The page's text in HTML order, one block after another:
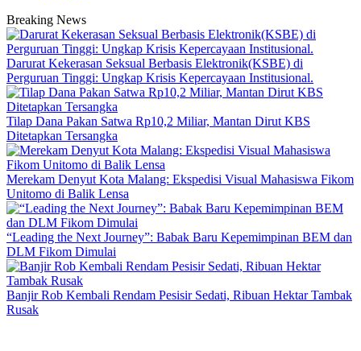
Breaking News
Darurat Kekerasan Seksual Berbasis Elektronik(KSBE) di
Perguruan Tinggi: Ungkap Krisis Kepercayaan Institusional.
Tilap Dana Pakan Satwa Rp10,2 Miliar, Mantan Dirut KBS
Ditetapkan Tersangka
Merekam Denyut Kota Malang: Ekspedisi Visual Mahasiswa Fikom
Unitomo di Balik Lensa
“Leading the Next Journey”: Babak Baru Kepemimpinan BEM dan
DLM Fikom Dimulai
Banjir Rob Kembali Rendam Pesisir Sedati, Ribuan Hektar Tambak
Rusak